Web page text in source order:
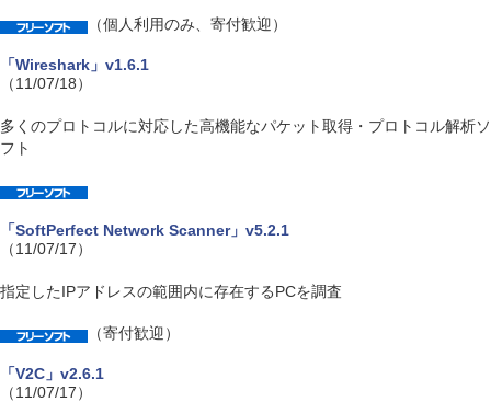
（個人利用のみ、寄付歓迎）
「Wireshark」v1.6.1
（11/07/18）
多くのプロトコルに対応した高機能なパケット取得・プロトコル解析ソ
フト
「SoftPerfect Network Scanner」v5.2.1
（11/07/17）
指定したIPアドレスの範囲内に存在するPCを調査
（寄付歓迎）
「V2C」v2.6.1
（11/07/17）